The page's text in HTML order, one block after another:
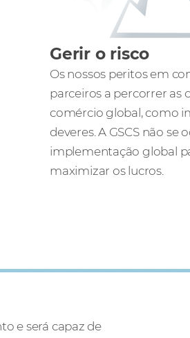
Gerir o risco
Os nossos peritos em
parceiros a percorrer as
comércio global, como
deveres. A GSCS não se
implementação global
maximizar os lucros.
e será capaz de